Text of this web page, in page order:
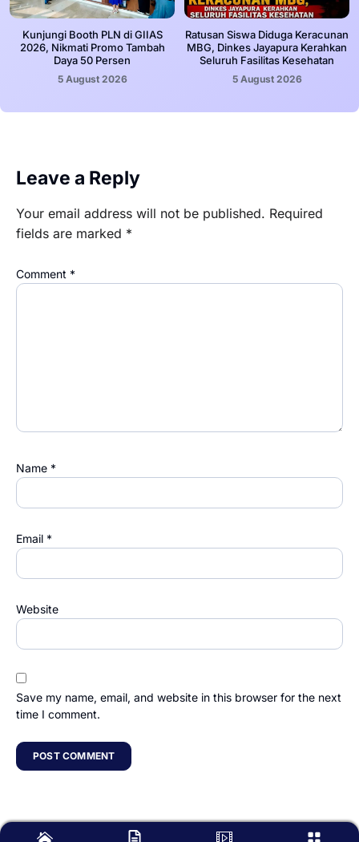
Kunjungi Booth PLN di GIIAS
2026, Nikmati Promo Tambah
Daya 50 Persen
5 August 2026
Ratusan Siswa Diduga Keracunan
MBG, Dinkes Jayapura Kerahkan
Seluruh Fasilitas Kesehatan
5 August 2026
Leave a Reply
Your email address will not be published. Required
fields are marked *
Comment *
Name *
Email *
Website
Save my name, email, and website in this browser for the next
time I comment.